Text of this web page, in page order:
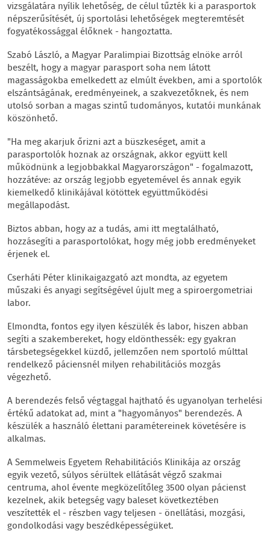
vizsgálatára nyílik lehetőség, de célul tűzték ki a parasportok
népszerűsítését, új sportolási lehetőségek megteremtését
fogyatékossággal élőknek - hangoztatta.
Szabó László, a Magyar Paralimpiai Bizottság elnöke arról
beszélt, hogy a magyar parasport soha nem látott
magasságokba emelkedett az elmúlt években, ami a sportolók
elszántságának, eredményeinek, a szakvezetőknek, és nem
utolsó sorban a magas szintű tudományos, kutatói munkának
köszönhető.
"Ha meg akarjuk őrizni azt a büszkeséget, amit a
parasportolók hoznak az országnak, akkor együtt kell
működnünk a legjobbakkal Magyarországon" - fogalmazott,
hozzátéve: az ország legjobb egyetemével és annak egyik
kiemelkedő klinikájával kötöttek együttműködési
megállapodást.
Biztos abban, hogy az a tudás, ami itt megtalálható,
hozzásegíti a parasportolókat, hogy még jobb eredményeket
érjenek el.
Cserháti Péter klinikaigazgató azt mondta, az egyetem
műszaki és anyagi segítségével újult meg a spiroergometriai
labor.
Elmondta, fontos egy ilyen készülék és labor, hiszen abban
segíti a szakembereket, hogy eldönthessék: egy gyakran
társbetegségekkel küzdő, jellemzően nem sportoló múlttal
rendelkező páciensnél milyen rehabilitációs mozgás
végezhető.
A berendezés felső végtaggal hajtható és ugyanolyan terhelési
értékű adatokat ad, mint a "hagyományos" berendezés. A
készülék a használó élettani paramétereinek követésére is
alkalmas.
A Semmelweis Egyetem Rehabilitációs Klinikája az ország
egyik vezető, súlyos sérültek ellátását végző szakmai
centruma, ahol évente megközelítőleg 3500 olyan pácienst
kezelnek, akik betegség vagy baleset következtében
veszítették el - részben vagy teljesen - önellátási, mozgási,
gondolkodási vagy beszédképességüket.